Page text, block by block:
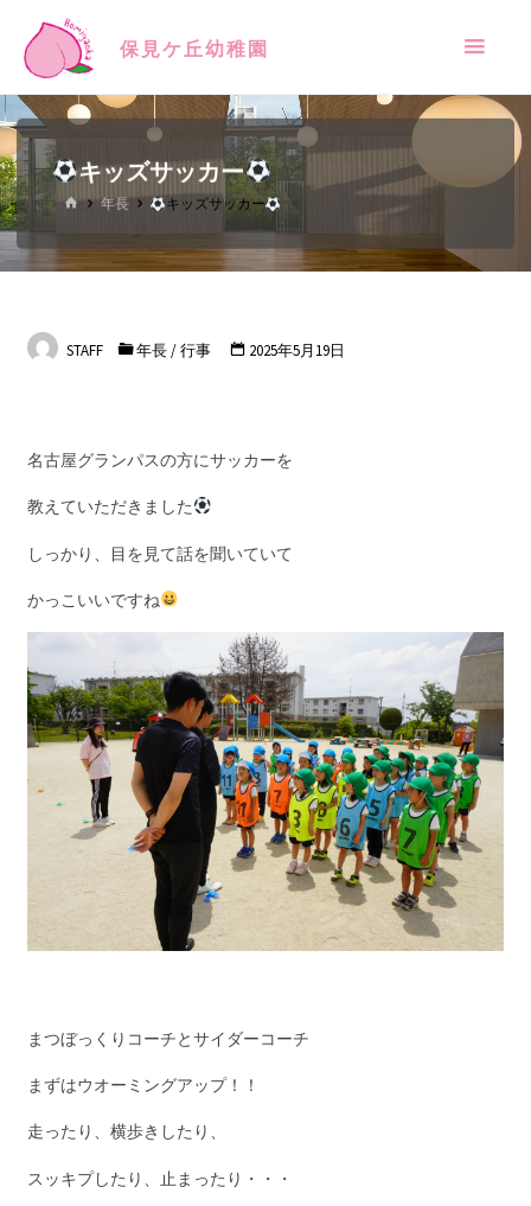
保見ケ丘幼稚園
キッズサッカー
年長 キッズサッカー
STAFF 年長 / 行事 2025年5月19日
名古屋グランパスの方にサッカーを
教えていただきました
しっかり、目を見て話を聞いていて
かっこいいですね
まつぼっくりコーチとサイダーコーチ
まずはウオーミングアップ！！
走ったり、横歩きしたり、
スッキプしたり、止まったり・・・